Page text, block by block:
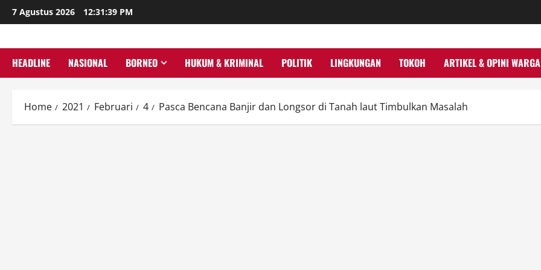
Skip
to
7 Agustus 2026 12:31:40 PM
HEADLINE NASIONAL BORNEO HUKUM & KRIMINAL POLITIK LINGKUNGAN TOKOH ARTIKEL & OPINI WARGA
Home 2021 Februari 4 Pasca Bencana Banjir dan Longsor di Tanah laut Timbulkan Masalah